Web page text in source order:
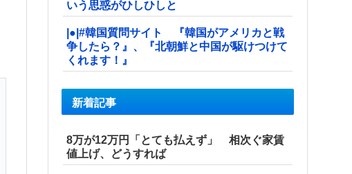
いう思惑がひしひしと
|●|#韓国質問サイト 『韓国がアメリカと戦
争したら？』、『北朝鮮と中国が駆けつけて
くれます！』
新着記事
8万が12万円「とても払えず」 相次ぐ家賃
値上げ、どうすれば